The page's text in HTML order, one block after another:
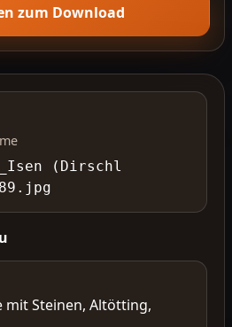
zum Download
(Dirschl
mit Steinen, Altötting,